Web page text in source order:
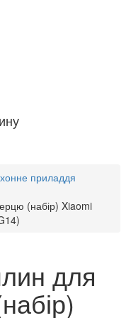
приладдя
(набір) Xiaomi
для